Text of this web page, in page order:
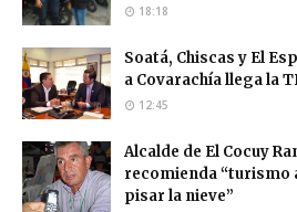
18:18
Soatá, Chiscas y El
a Covarachía llega la
12:45
Alcalde de El Cocuy
recomienda “turismo
pisar la nieve”